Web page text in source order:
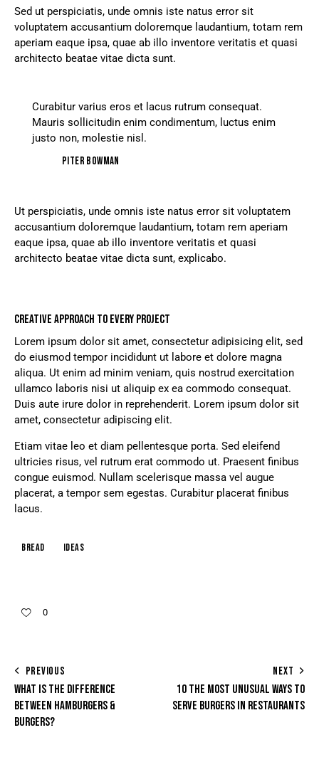
Sed ut perspiciatis, unde omnis iste natus error sit
voluptatem accusantium doloremque laudantium, totam rem
aperiam eaque ipsa, quae ab illo inventore veritatis et quasi
architecto beatae vitae dicta sunt.
Curabitur varius eros et lacus rutrum consequat.
Mauris sollicitudin enim condimentum, luctus enim
justo non, molestie nisl.
Piter Bowman
Ut perspiciatis, unde omnis iste natus error sit voluptatem
accusantium doloremque laudantium, totam rem aperiam
eaque ipsa, quae ab illo inventore veritatis et quasi
architecto beatae vitae dicta sunt, explicabo.
CREATIVE APPROACH TO EVERY PROJECT
Lorem ipsum dolor sit amet, consectetur adipisicing elit, sed
do eiusmod tempor incididunt ut labore et dolore magna
aliqua. Ut enim ad minim veniam, quis nostrud exercitation
ullamco laboris nisi ut aliquip ex ea commodo consequat.
Duis aute irure dolor in reprehenderit. Lorem ipsum dolor sit
amet, consectetur adipiscing elit.
Etiam vitae leo et diam pellentesque porta. Sed eleifend
ultricies risus, vel rutrum erat commodo ut. Praesent finibus
congue euismod. Nullam scelerisque massa vel augue
placerat, a tempor sem egestas. Curabitur placerat finibus
lacus.
Bread Ideas
0
PREVIOUS
WHAT IS THE DIFFERENCE
BETWEEN HAMBURGERS &
BURGERS?
NEXT
10 THE MOST UNUSUAL WAYS TO
SERVE BURGERS IN RESTAURANTS